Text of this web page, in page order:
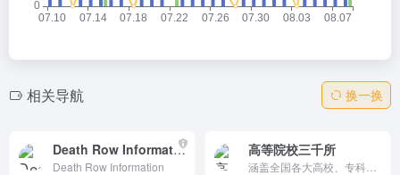
相关导航 换一换
Death Row Information
Death Row Information
高等院校三千所